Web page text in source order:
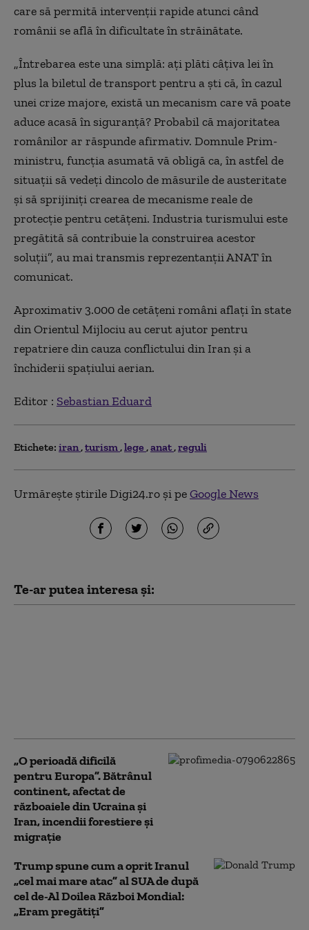
care să permită intervenţii rapide atunci când
românii se află în dificultate în străinătate.
„Întrebarea este una simplă: aţi plăti câţiva lei în
plus la biletul de transport pentru a şti că, în cazul
unei crize majore, există un mecanism care vă poate
aduce acasă în siguranţă? Probabil că majoritatea
românilor ar răspunde afirmativ. Domnule Prim-
ministru, funcţia asumată vă obligă ca, în astfel de
situaţii să vedeţi dincolo de măsurile de austeritate
şi să sprijiniţi crearea de mecanisme reale de
protecţie pentru cetăţeni. Industria turismului este
pregătită să contribuie la construirea acestor
soluţii”, au mai transmis reprezentanţii ANAT în
comunicat.
Aproximativ 3.000 de cetăţeni români aflaţi în state
din Orientul Mijlociu au cerut ajutor pentru
repatriere din cauza conflictului din Iran şi a
închiderii spaţiului aerian.
Editor : Sebastian Eduard
Etichete: iran turism lege anat reguli
Urmărește știrile Digi24.ro și peGoogle News
Te-ar putea interesa și:
„O perioadă dificilă
pentru Europa”. Bătrânul
continent, afectat de
războaiele din Ucraina și
Iran, incendii forestiere și
migrație
Trump spune cum a oprit Iranul
„cel mai mare atac” al SUA de după
cel de-Al Doilea Război Mondial:
„Eram pregătiți”